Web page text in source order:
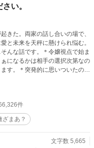
い。
きた。両家の話し合いの場で、
と未来を天秤に懸けられ悩む。
んな話です。＊令嬢視点で始ま
になるかは相手の選択次第なの
す。＊突発的に思いついたのを
も投稿しています。＊本編二話
件
ざまあ？
文字数 5,665